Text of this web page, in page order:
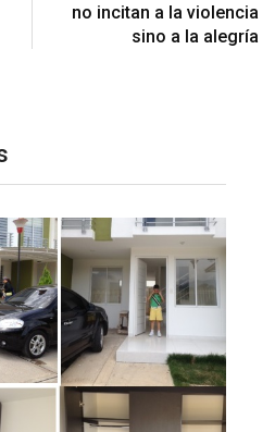
no incitan a la violencia
sino a la alegría